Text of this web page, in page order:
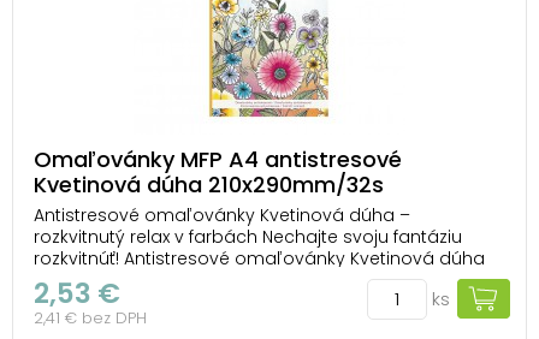
Omaľovánky MFP A4 antistresové
Kvetinová dúha 210x290mm/32s
Antistresové omaľovánky Kvetinová dúha –
rozkvitnutý relax v farbách Nechajte svoju fantáziu
rozkvitnúť! Antistresové omaľovánky Kvetinová dúha
od MFP vás zavedú do sveta plného kvetov, jemných
línií a hravých ornamentov, ktoré čakajú, až im dodáte
vlastný farebný život. Každý obrázok pripo...
2,53 €
2,41 € bez DPH
ks